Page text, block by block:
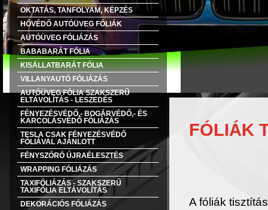
OKTATÁS, TANFOLYAM, KÉPZÉS
HŐVÉDŐ AUTÓÜVEG FÓLIÁK
AUTÓÜVEG FÓLIÁZÁS
BABABARÁT FÓLIA
KISÁLLATBARÁT FÓLIA
VILLANYAUTÓ FÓLIÁZÁS
AUTÓÜVEG FÓLIA SZAKSZERŰ
ELTÁVOLÍTÁS - LESZEDÉS
FÉNYEZÉSVÉDŐ,- BOGÁRVÉDŐ,- ÉS
KARCOLÁSVÉDŐ FÓLIÁZÁS
TESLA CSAK FÉNYEZÉSVÉDŐ
FÓLIÁVAL AJÁNLOTT
FÉNYSZÓRÓ ÚJRAÉLESZTÉS
WRAPPING FÓLIÁZÁS
TAXIFÓLIÁZÁS - SZAKSZERŰ
TAXIFÓLIA ELTÁVOLÍTÁS
DEKORÁCIÓS FÓLIÁZÁS
FÓLIÁK
A fóliák